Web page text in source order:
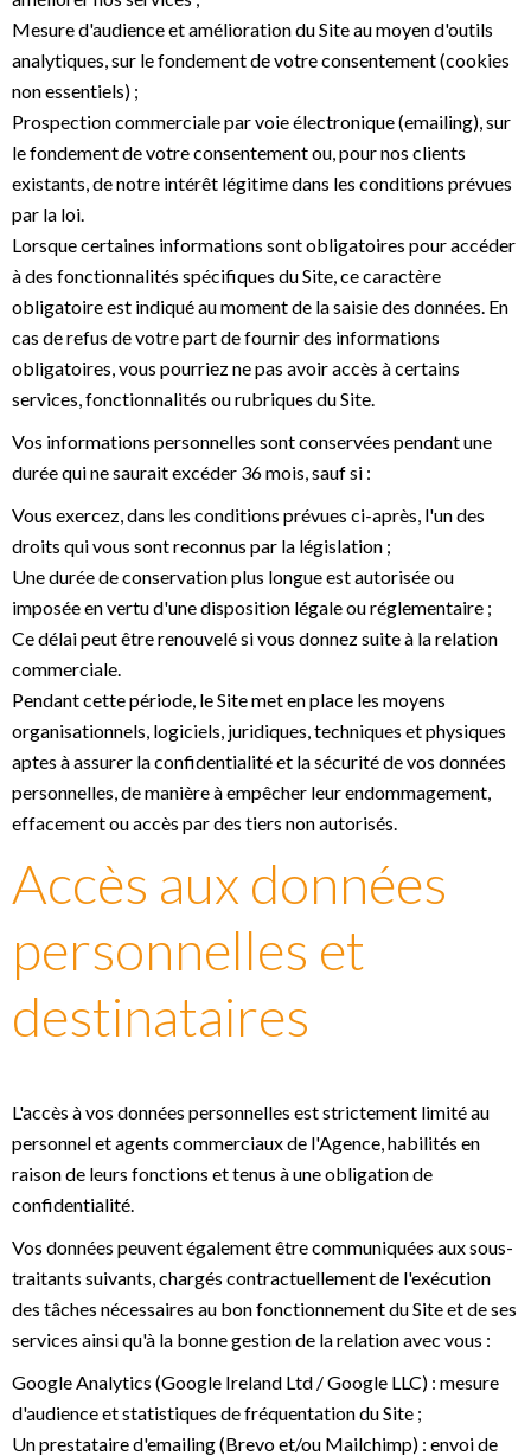
Mesure d'audience et amélioration du Site au moyen d'outils
analytiques, sur le fondement de votre consentement (cookies
non essentiels) ;
Prospection commerciale par voie électronique (emailing), sur
le fondement de votre consentement ou, pour nos clients
existants, de notre intérêt légitime dans les conditions prévues
par la loi.
Lorsque certaines informations sont obligatoires pour accéder
à des fonctionnalités spécifiques du Site, ce caractère
obligatoire est indiqué au moment de la saisie des données. En
cas de refus de votre part de fournir des informations
obligatoires, vous pourriez ne pas avoir accès à certains
services, fonctionnalités ou rubriques du Site.
Vos informations personnelles sont conservées pendant une
durée qui ne saurait excéder 36 mois, sauf si :
Vous exercez, dans les conditions prévues ci-après, l'un des
droits qui vous sont reconnus par la législation ;
Une durée de conservation plus longue est autorisée ou
imposée en vertu d'une disposition légale ou réglementaire ;
Ce délai peut être renouvelé si vous donnez suite à la relation
commerciale.
Pendant cette période, le Site met en place les moyens
organisationnels, logiciels, juridiques, techniques et physiques
aptes à assurer la confidentialité et la sécurité de vos données
personnelles, de manière à empêcher leur endommagement,
effacement ou accès par des tiers non autorisés.
Accès aux données
personnelles et
destinataires
L'accès à vos données personnelles est strictement limité au
personnel et agents commerciaux de l'Agence, habilités en
raison de leurs fonctions et tenus à une obligation de
confidentialité.
Vos données peuvent également être communiquées aux sous-
traitants suivants, chargés contractuellement de l'exécution
des tâches nécessaires au bon fonctionnement du Site et de ses
services ainsi qu'à la bonne gestion de la relation avec vous :
Google Analytics (Google Ireland Ltd / Google LLC) : mesure
d'audience et statistiques de fréquentation du Site ;
Un prestataire d'emailing (Brevo et/ou Mailchimp) : envoi de